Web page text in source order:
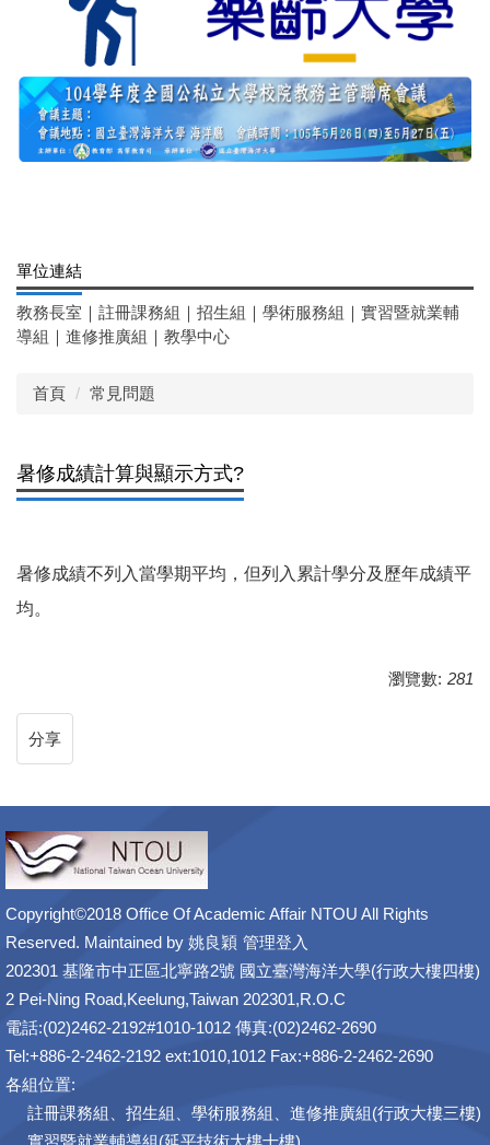
單位連結
教務長室 ｜ 註冊課務組 ｜ 招生組 ｜ 學術服務組 ｜ 實習暨就業輔
導組 ｜ 進修推廣組 ｜ 教學中心
首頁 常見問題
暑修成績計算與顯示方式?
暑修成績不列入當學期平均，但列入累計學分及歷年成績平
均。
瀏覽數: 281
分享
Copyright©2018 Office Of Academic Affair NTOU All Rights
Reserved. Maintained by 姚良穎 管理登入
202301 基隆市中正區北寧路2號 國立臺灣海洋大學(行政大樓四樓)
2 Pei-Ning Road,Keelung,Taiwan 202301,R.O.C
電話:(02)2462-2192#1010-1012 傳真:(02)2462-2690
Tel:+886-2-2462-2192 ext:1010,1012 Fax:+886-2-2462-2690
各組位置:
註冊課務組、招生組、學術服務組、進修推廣組(行政大樓三樓)